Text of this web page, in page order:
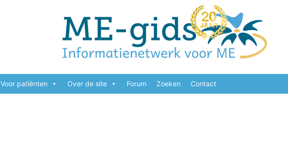
Voor patiënten Over de site Forum Zoeken Contact